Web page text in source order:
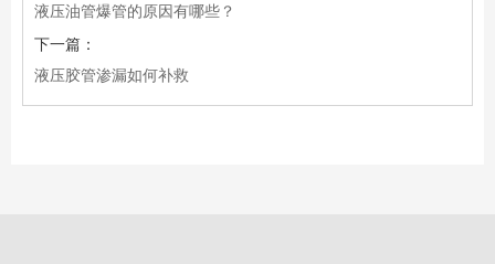
液压油管爆管的原因有哪些？
下一篇：
液压胶管渗漏如何补救